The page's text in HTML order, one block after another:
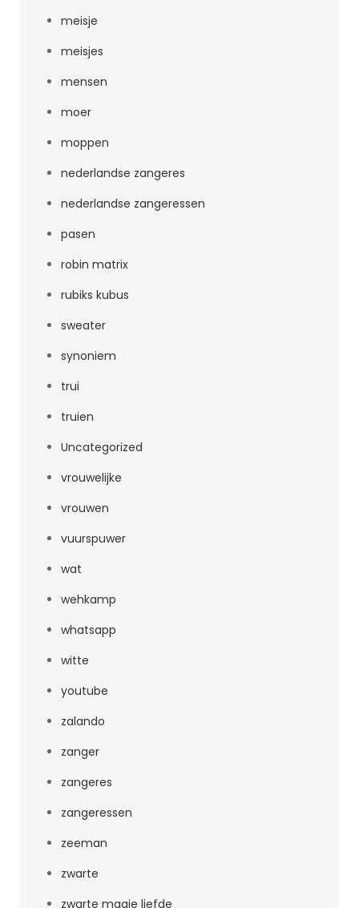
meisje
meisjes
mensen
moer
moppen
nederlandse zangeres
nederlandse zangeressen
pasen
robin matrix
rubiks kubus
sweater
synoniem
trui
truien
Uncategorized
vrouwelijke
vrouwen
vuurspuwer
wat
wehkamp
whatsapp
witte
youtube
zalando
zanger
zangeres
zangeressen
zeeman
zwarte
zwarte magie liefde